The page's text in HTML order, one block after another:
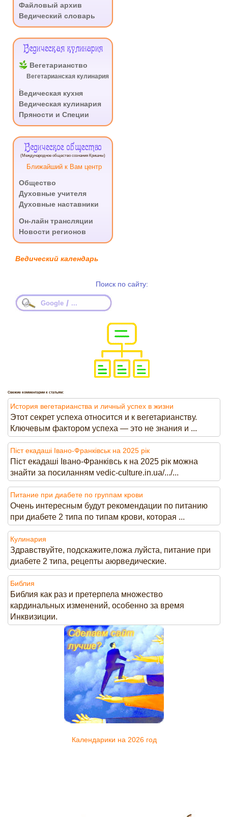
Файловый архив
Ведический словарь
Ведическая кулинария
Вегетарианство
Вегетарианская кулинария
Ведическая кухня
Ведическая кулинария
Пряности и Специи
Ведическое общество
(Международное общество сознания Кришны)
Ближайший к Вам центр
Общество
Духовные учителя
Духовные наставники
Он-лайн трансляции
Новости регионов
Ведический календарь
Поиск по сайту:
Google / ...
Свежие комментарии к статьям:
История вегетарианства и личный успех в жизни
Этот секрет успеха относится и к вегетарианству.
Ключевым фактором успеха — это не знания и ...
Піст екадаші Івано-Франківськ на 2025 рік
Піст екадаші Івано-Франківсь к на 2025 рік можна
знайти за посиланням vedic-culture.in.ua/.../...
Питание при диабете по группам крови
Очень интересным будут рекомендации по питанию
при диабете 2 типа по типам крови, которая ...
Кулинария
Здравствуйте, подскажите,пожа луйста, питание при
диабете 2 типа, рецепты аюрведические.
Библия
Библия как раз и претерпела множество
кардинальных изменений, особенно за время
Инквизиции.
Календарики на 2026 год